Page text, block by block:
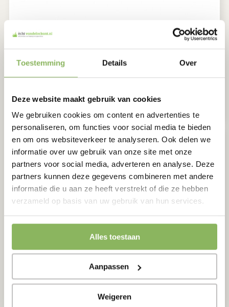
Toestemming Details Over
Deze website maakt gebruik van cookies
We gebruiken cookies om content en advertenties te
personaliseren, om functies voor social media te bieden
en om ons websiteverkeer te analyseren. Ook delen we
informatie over uw gebruik van onze site met onze
partners voor social media, adverteren en analyse. Deze
partners kunnen deze gegevens combineren met andere
informatie die u aan ze heeft verstrekt of die ze hebben
verzameld op basis van uw gebruik van hun services.
Alles toestaan
Aanpassen
Weigeren
Kunstgras Eef | 2 x 5,4 meter (10.8m²)
prijs
was:
€496,37.
prijs
€397,10.